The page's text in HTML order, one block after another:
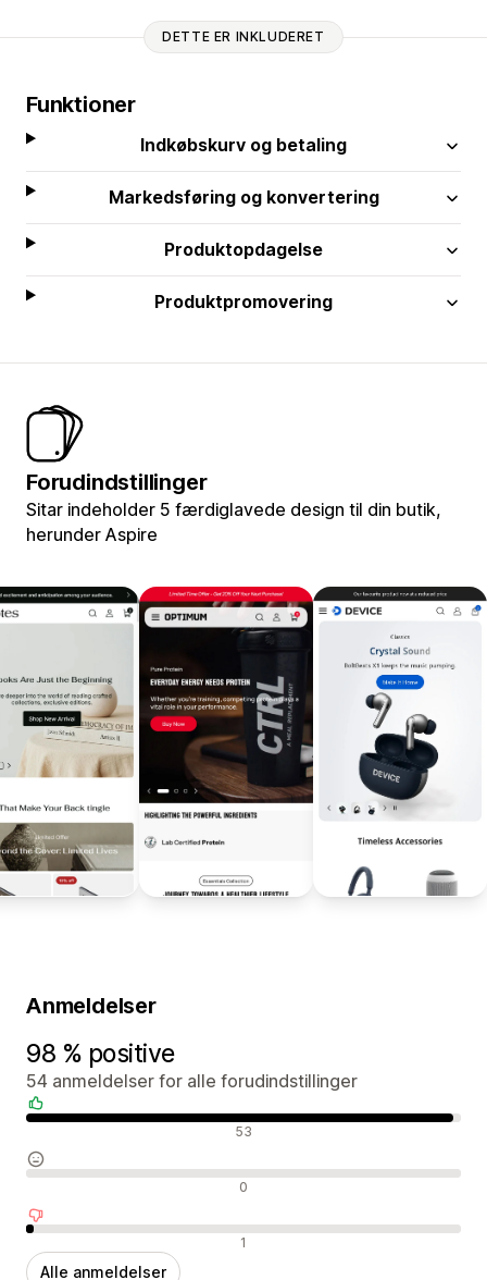
DETTE ER INKLUDERET
Funktioner
Indkøbskurv og betaling
Markedsføring og konvertering
Produktopdagelse
Produktpromovering
Forudindstillinger
Sitar indeholder 5 færdiglavede design til din butik,
herunder Aspire
Anmeldelser
98 % positive
54 anmeldelser for alle forudindstillinger
53
0
1
Alle anmeldelser